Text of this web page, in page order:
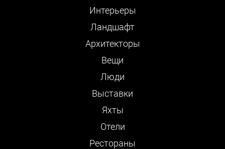
Интерьеры
Ландшафт
Архитекторы
Вещи
Люди
Выставки
Яхты
Отели
Рестораны